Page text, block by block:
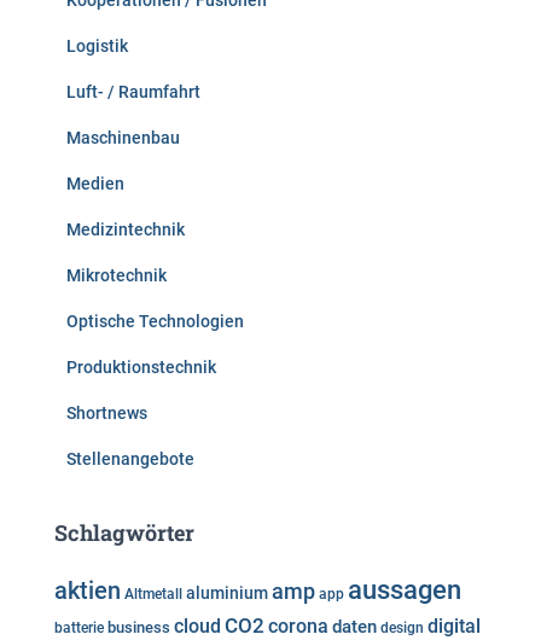
Logistik
Luft- / Raumfahrt
Maschinenbau
Medien
Medizintechnik
Mikrotechnik
Optische Technologien
Produktionstechnik
Shortnews
Stellenangebote
Schlagwörter
aktien Altmetall aluminiumamp app aussagen
batterie business cloud CO2 corona daten design digital